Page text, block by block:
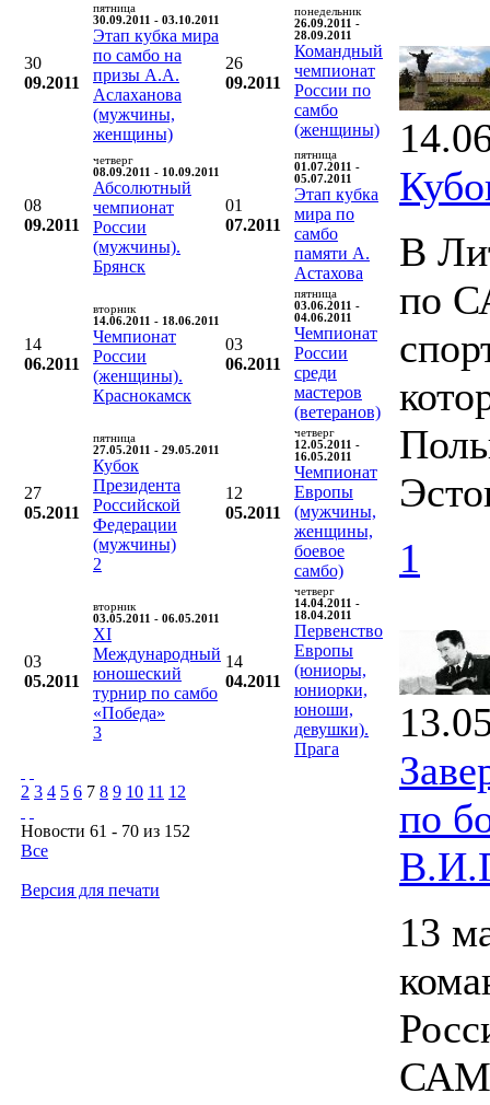
30
09.2011
пятница
30.09.2011 - 03.10.2011
Этап кубка мира
по самбо на
призы А.А.
Аслаханова
(мужчины,
женщины)
26
09.2011
понедельник
26.09.2011 -
28.09.2011
Командный
чемпионат
России по
самбо
(женщины)
08
09.2011
четверг
08.09.2011 - 10.09.2011
Абсолютный
чемпионат
России
(мужчины).
Брянск
01
07.2011
пятница
01.07.2011 -
05.07.2011
Этап кубка
мира по
самбо
памяти А.
Астахова
14
06.2011
вторник
14.06.2011 - 18.06.2011
Чемпионат
России
(женщины).
Краснокамск
03
06.2011
пятница
03.06.2011 -
04.06.2011
Чемпионат
России
среди
мастеров
(ветеранов)
27
05.2011
пятница
27.05.2011 - 29.05.2011
Кубок
Президента
Российской
Федерации
(мужчины)
2
12
05.2011
четверг
12.05.2011 -
16.05.2011
Чемпионат
Европы
(мужчины,
женщины,
боевое
самбо)
03
05.2011
вторник
03.05.2011 - 06.05.2011
XI
Международный
юношеский
турнир по самбо
«Победа»
3
14
04.2011
четверг
14.04.2011 -
18.04.2011
Первенство
Европы
(юниоры,
юниорки,
юноши,
девушки).
Прага
2 3 4 5 6 7 8 9 10 11 12
Новости 61 - 70 из 152
Все
Версия для печати
В
по
1
по
13